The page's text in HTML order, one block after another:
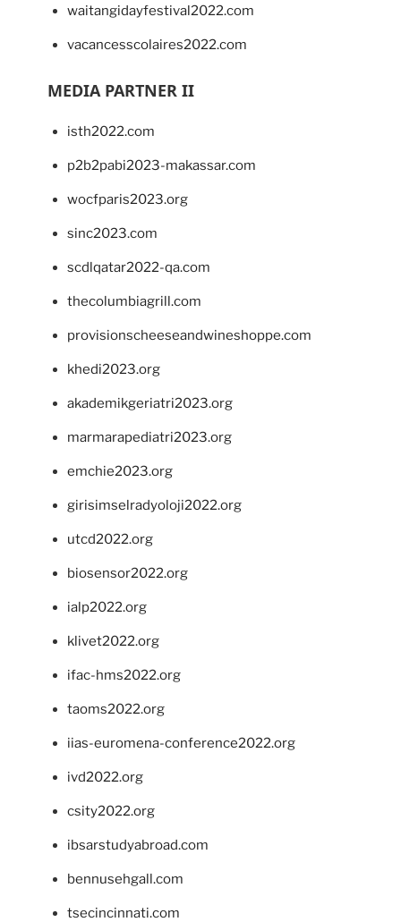
waitangidayfestival2022.com
vacancesscolaires2022.com
MEDIA PARTNER II
isth2022.com
p2b2pabi2023-makassar.com
wocfparis2023.org
sinc2023.com
scdlqatar2022-qa.com
thecolumbiagrill.com
provisionscheeseandwineshoppe.com
khedi2023.org
akademikgeriatri2023.org
marmarapediatri2023.org
emchie2023.org
girisimselradyoloji2022.org
utcd2022.org
biosensor2022.org
ialp2022.org
klivet2022.org
ifac-hms2022.org
taoms2022.org
iias-euromena-conference2022.org
ivd2022.org
csity2022.org
ibsarstudyabroad.com
bennusehgall.com
tsecincinnati.com